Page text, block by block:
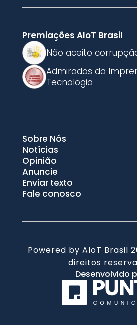
Premiações AIoT Brasil
Não aceito
Admirados da
Tecnologia
Sobre Nós
Notícias
Opinião
Anuncie
Enviar texto
Fale conosco
Powered by AIoT Brasil
direitos
Desenvolvido